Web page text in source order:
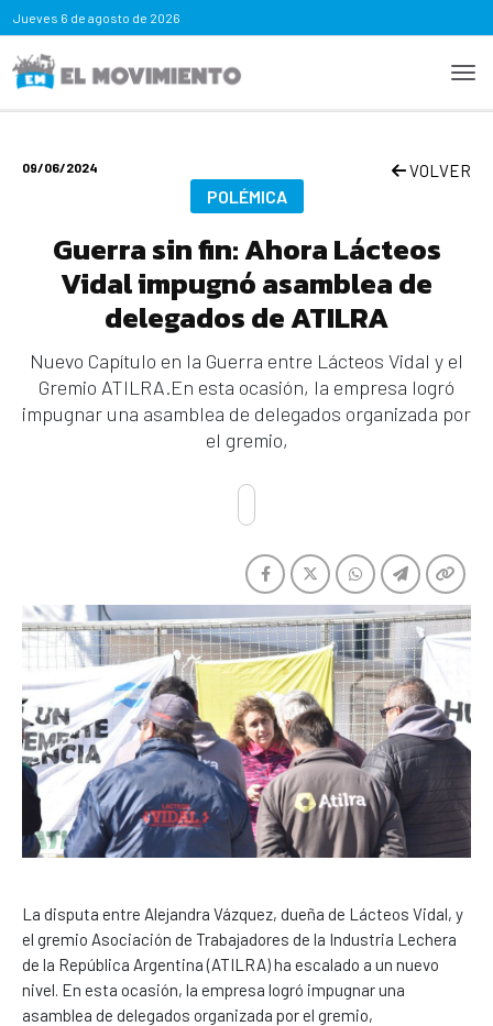
Jueves 6 de agosto de 2026
09/06/2024 VOLVER
POLÉMICA
Guerra sin fin: Ahora Lácteos
Vidal impugnó asamblea de
delegados de ATILRA
Nuevo Capítulo en la Guerra entre Lácteos Vidal y el
Gremio ATILRA.En esta ocasión, la empresa logró
impugnar una asamblea de delegados organizada por
el gremio,
La disputa entre Alejandra Vázquez, dueña de Lácteos Vidal, y
el gremio Asociación de Trabajadores de la Industria Lechera
de la República Argentina (ATILRA) ha escalado a un nuevo
nivel. En esta ocasión, la empresa logró impugnar una
asamblea de delegados organizada por el gremio,